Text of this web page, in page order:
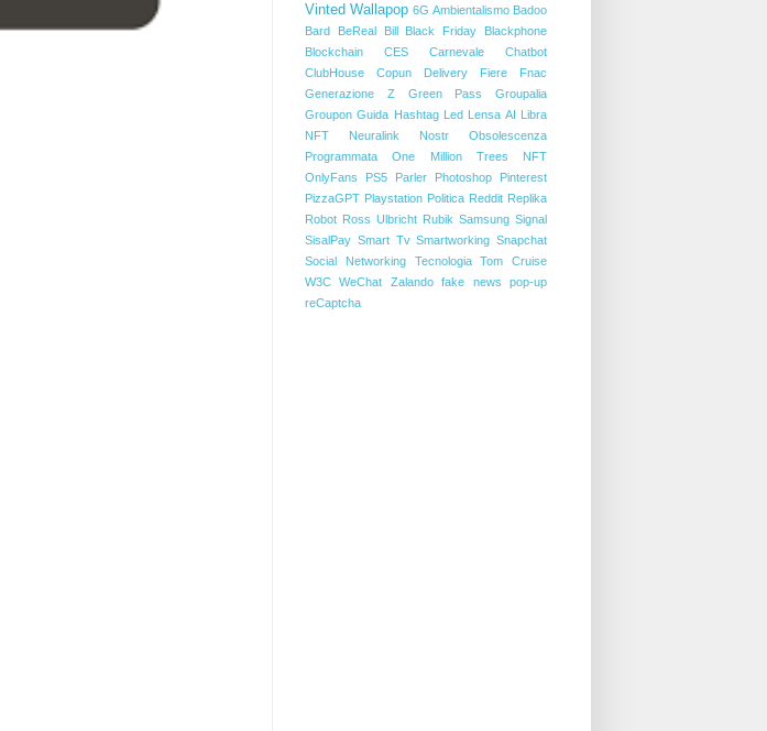
Vinted Wallapop 6G Ambientalismo Badoo
Bard
BeReal Bill Black Friday
Blackphone
Blockchain
CES Carnevale
Chatbot
ClubHouse
Copun Delivery Fiere
Fnac
Generazione Z
Green Pass
Groupalia
Groupon Guida Hashtag Led Lensa AI Libra
NFT
Neuralink Nostr
Obsolescenza
Programmata
One Million Trees NFT
OnlyFans
PS5 Parler Photoshop
Pinterest
PizzaGPT Playstation Politica Reddit Replika
Robot Ross Ulbricht Rubik Samsung Signal
SisalPay Smart Tv Smartworking Snapchat
Social Networking
Tecnologia
Tom Cruise
W3C
WeChat Zalando fake news
pop-up
reCaptcha